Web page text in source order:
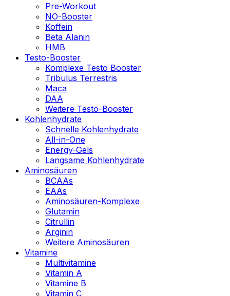
Pre-Workout
NO-Booster
Koffein
Beta Alanin
HMB
Testo-Booster
Komplexe Testo Booster
Tribulus Terrestris
Maca
DAA
Weitere Testo-Booster
Kohlenhydrate
Schnelle Kohlenhydrate
All-in-One
Energy-Gels
Langsame Kohlenhydrate
Aminosäuren
BCAAs
EAAs
Aminosäuren-Komplexe
Glutamin
Citrullin
Arginin
Weitere Aminosäuren
Vitamine
Multivitamine
Vitamin A
Vitamine B
Vitamin C